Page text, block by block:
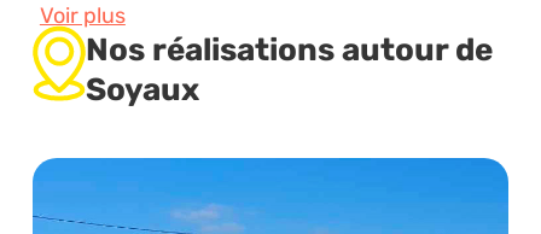
Voir plus
Nos réalisations autour de
Soyaux